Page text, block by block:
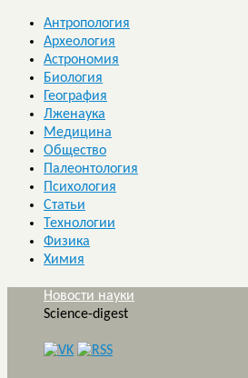
Антропология
Археология
Астрономия
Биология
География
Лженаука
Медицина
Общество
Палеонтология
Психология
Статьи
Технологии
Физика
Химия
Новости науки
Science-digest